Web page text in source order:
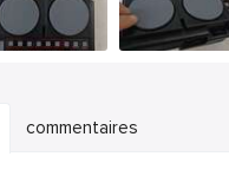
commentaires